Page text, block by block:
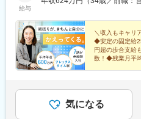
駅、新利府駅、泉駅(常磐線)
野県)、前橋大島駅、下新田駅
社駅、鹿沼駅、小山駅、雀宮
阿字ケ浦駅、偕楽園駅、土浦
荻窪駅、吉祥寺駅、立川駅、
駅、若葉台駅、武蔵小金井駅
駅、神田駅(東京都)、光が丘
葛西駅、南町田グランベリー
住駅、西新井駅、綾瀬駅、錦
給与
＼収入もキャリ
◆安定の固定給
円超の歩合支給
数！◆残業月平
気になる